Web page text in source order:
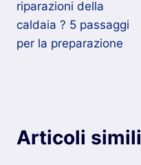
o
k
p
riparazioni della
caldaia ? 5 passaggi
per la preparazione
Articoli simili